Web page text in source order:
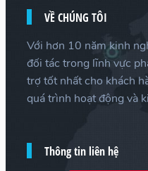
VỀ CHÚNG TÔI
Với hơn 10 năm kinh
đối tác trong lĩnh vực
trợ tốt nhất cho khách
quá trình hoạt động và
Thông tin liên hệ